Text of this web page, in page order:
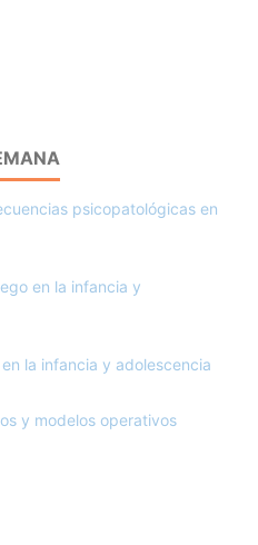
psicopatológicas en
en la infancia y
la infancia y adolescencia
y modelos operativos